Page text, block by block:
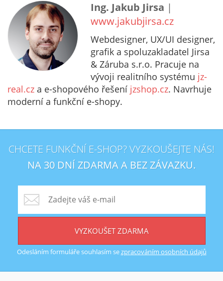
Ing. Jakub Jirsa |
www.jakubjirsa.cz
Webdesigner, UX/UI designer,
grafik a spoluzakladatel Jirsa
& Záruba s.r.o. Pracuje na
vývoji realitního systému jz-
real.cz a e-shopového řešení jzshop.cz. Navrhuje
moderní a funkční e-shopy.
CHCETE FUNKČNÍ E-SHOP? VYZKOUŠEJTE NÁS!
NA 30 DNÍ ZDARMA A BEZ ZÁVAZKU.
VYZKOUŠET ZDARMA
Odesláním formuláře souhlasím sezpracováním osobních údajů